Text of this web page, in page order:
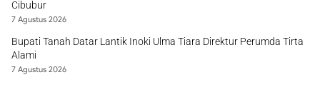
Cibubur
7 Agustus 2026
Bupati Tanah Datar Lantik Inoki Ulma Tiara Direktur Perumda Tirta
Alami
7 Agustus 2026